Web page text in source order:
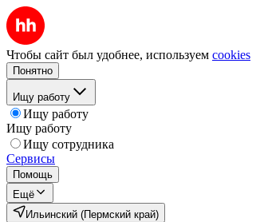
Чтобы сайт был удобнее, используем cookies
Понятно
Ищу работу
Ищу работу
Ищу работу
Ищу сотрудника
Сервисы
Помощь
Ещё
Ильинский (Пермский край)